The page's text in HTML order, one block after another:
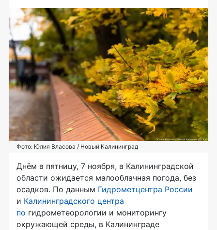
Фото: Юлия Власова / Новый Калининград
Днём в пятницу, 7 ноября, в Калининградской
области ожидается малооблачная погода, без
осадков. По данным Гидрометцентра России
и Калининградского центра
по гидрометеорологии и мониторингу
окружающей среды, в Калининграде